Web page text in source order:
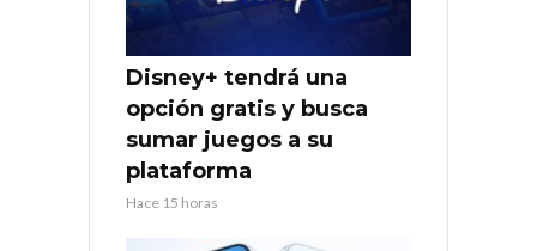
Disney+ tendrá una
opción gratis y busca
sumar juegos a su
plataforma
Hace 15 horas